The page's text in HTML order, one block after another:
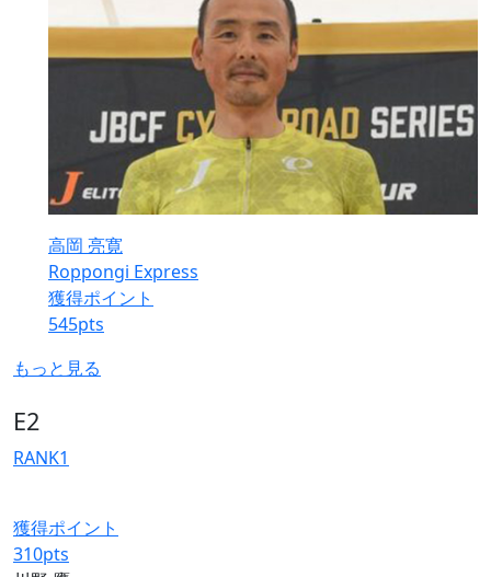
高岡 亮寛
Roppongi Express
獲得ポイント
545pts
もっと見る
E2
RANK1
獲得ポイント
310pts